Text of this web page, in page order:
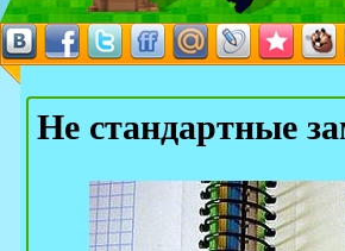
Не стандартные